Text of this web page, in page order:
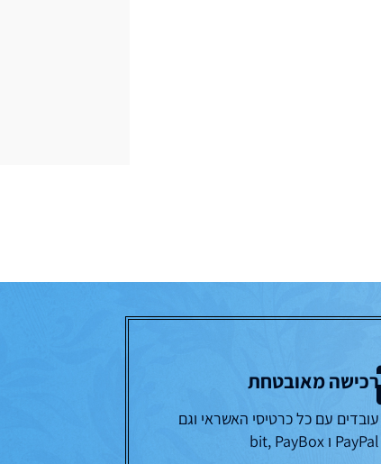
רכישה מאובטחת
עובדים עם כל כרטיסי האשראי וגם
PayPal ו bit, PayBox